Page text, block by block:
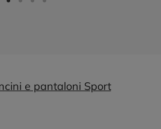
e pantaloni Sport